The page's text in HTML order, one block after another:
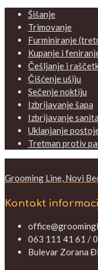
Šišanje
Trimovanje
Furminiranje
Kupanje i
Češljanje i
Čišćenje ušiju
Sečenje noktiju
Izbrijavanje šapa
Izbrijavanje
Uklanjanje
Tretman protiv
Grooming Line, Novi
Kontakt
063 111 41 61 /
Bulevar Zorana